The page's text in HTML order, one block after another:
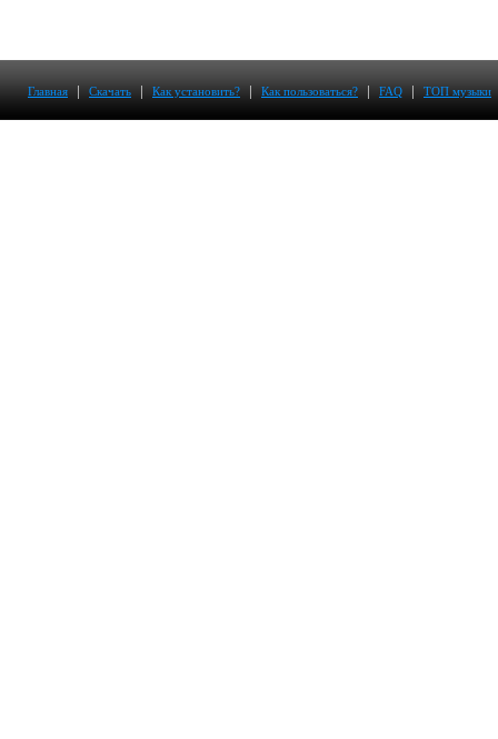
Главная | Скачать | Как установить? | Как пользоваться? | FAQ | ТОП музыки